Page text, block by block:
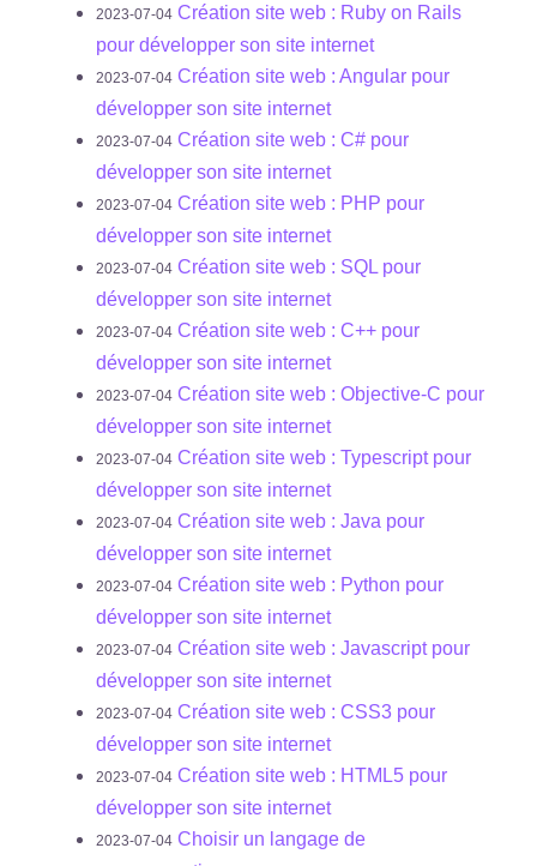
2023-07-04 Création site web : Ruby on Rails
pour développer son site internet
2023-07-04 Création site web : Angular pour
développer son site internet
2023-07-04 Création site web : C# pour
développer son site internet
2023-07-04 Création site web : PHP pour
développer son site internet
2023-07-04 Création site web : SQL pour
développer son site internet
2023-07-04 Création site web : C++ pour
développer son site internet
2023-07-04 Création site web : Objective-C pour
développer son site internet
2023-07-04 Création site web : Typescript pour
développer son site internet
2023-07-04 Création site web : Java pour
développer son site internet
2023-07-04 Création site web : Python pour
développer son site internet
2023-07-04 Création site web : Javascript pour
développer son site internet
2023-07-04 Création site web : CSS3 pour
développer son site internet
2023-07-04 Création site web : HTML5 pour
développer son site internet
2023-07-04 Choisir un langage de